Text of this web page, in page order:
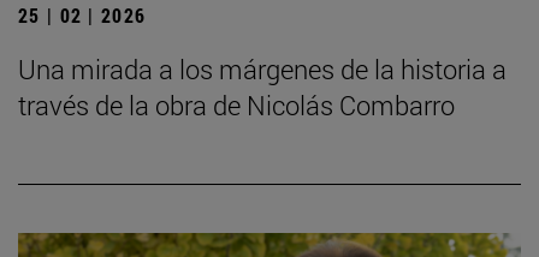
25 | 02 | 2026
Una mirada a los márgenes de la historia a
través de la obra de Nicolás Combarro